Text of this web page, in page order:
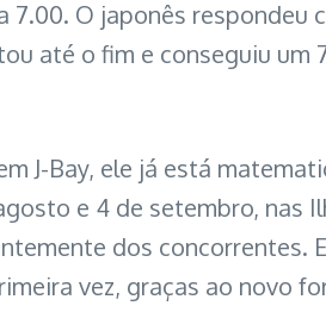
O japonês respondeu
até o fim e conseguiu um
J-Bay, ele já está
e 4 de setembro, nas
dos concorrentes.
vez, graças ao novo